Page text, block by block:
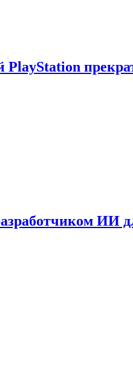
PlayStation
ИИ